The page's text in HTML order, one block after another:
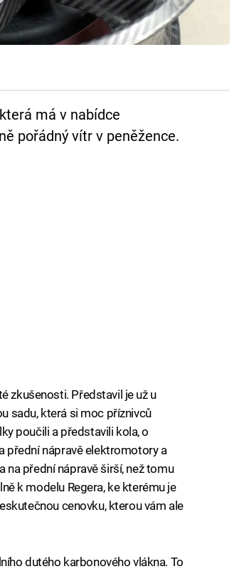
má v nabídce
pořádný vítr v peněžence.
zkušenosti. Představil je už u
sadu, která si moc příznivců
poučili a představili kola, o
přední nápravě elektromotory a
na přední nápravě širší, než tomu
k modelu Regera, ke kterému je
cenovku, kterou vám ale
dutého karbonového vlákna. To